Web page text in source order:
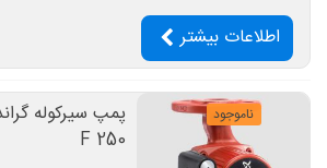
اطلاعات بیشتر
ناموجود
F 250